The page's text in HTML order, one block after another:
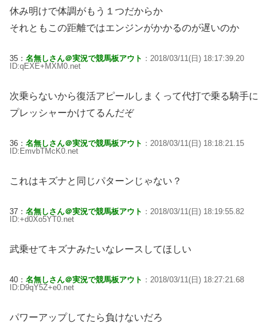
休み明けで体調がもう１つだからか
それともこの距離ではエンジンがかかるのが遅いのか
35： 名無しさん＠実況で競馬板アウト ：2018/03/11(日) 18:17:39.20
ID:qEXE+MXM0.net
次乗らないから復活アピールしまくって代打で乗る騎手に
プレッシャーかけてるんだぞ
36： 名無しさん＠実況で競馬板アウト ：2018/03/11(日) 18:18:21.15
ID:EmvbTMcK0.net
これはキズナと同じパターンじゃない？
37： 名無しさん＠実況で競馬板アウト ：2018/03/11(日) 18:19:55.82
ID:+d0Xo5YT0.net
武乗せてキズナみたいなレースしてほしい
40： 名無しさん＠実況で競馬板アウト ：2018/03/11(日) 18:27:21.68
ID:D9qY5Z+e0.net
パワーアップしてたら負けないだろ